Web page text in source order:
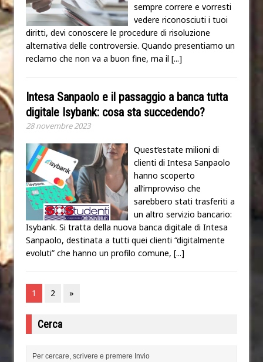
sempre correre e vorresti
vedere riconosciuti i tuoi
diritti, devi conoscere le procedure di risoluzione
alternativa delle controversie. Quando presentiamo un
reclamo che non va a buon fine, ma il [...]
Intesa Sanpaolo e il passaggio a banca tutta
digitale Isybank: cosa sta succedendo?
28 novembre 2023
Quest’estate milioni di
clienti di Intesa Sanpaolo
hanno scoperto
all’improvviso che
sarebbero stati trasferiti a
un altro servizio bancario:
Isybank. Si tratta della nuova banca digitale di Intesa
Sanpaolo, destinata a tutti quei clienti “digitalmente
evoluti” che hanno un profilo comune, [...]
1 2 »
Cerca